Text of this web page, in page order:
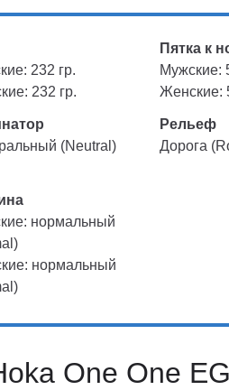
232 гр.
232 гр.
Пятка к
Мужские:
Женские:
(Neutral)
Рельеф
Дорога
нормальный
нормальный
One One